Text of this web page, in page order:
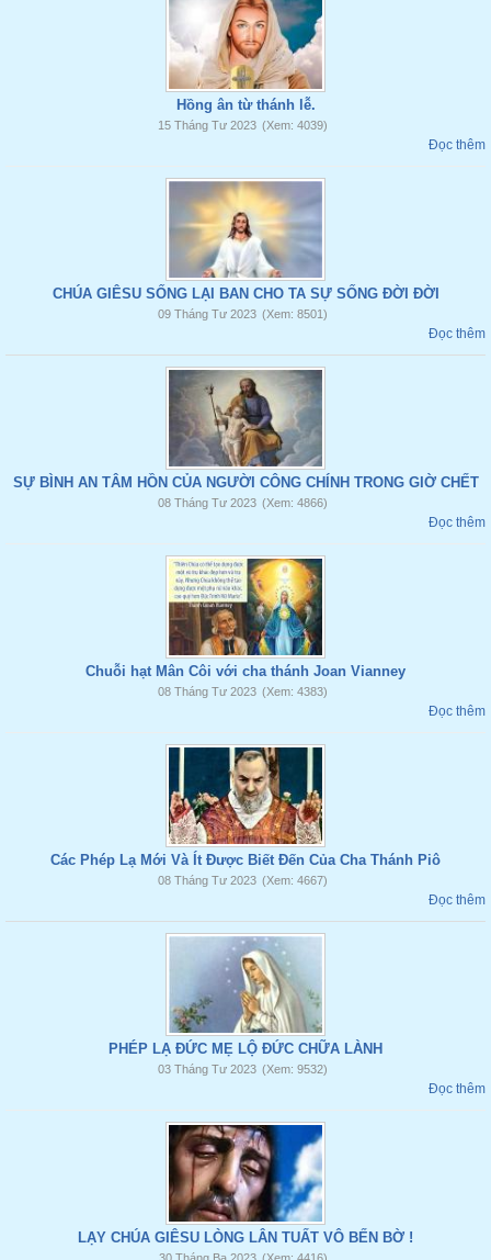
Hồng ân từ thánh lễ.
15 Tháng Tư 2023 (Xem: 4039)
Đọc thêm
CHÚA GIÊSU SỐNG LẠI BAN CHO TA SỰ SỐNG ĐỜI ĐỜI
09 Tháng Tư 2023 (Xem: 8501)
Đọc thêm
SỰ BÌNH AN TÂM HỒN CỦA NGƯỜI CÔNG CHÍNH TRONG GIỜ CHẾT
08 Tháng Tư 2023 (Xem: 4866)
Đọc thêm
Chuỗi hạt Mân Côi với cha thánh Joan Vianney
08 Tháng Tư 2023 (Xem: 4383)
Đọc thêm
Các Phép Lạ Mới Và Ít Được Biết Đến Của Cha Thánh Piô
08 Tháng Tư 2023 (Xem: 4667)
Đọc thêm
PHÉP LẠ ĐỨC MẸ LỘ ĐỨC CHỮA LÀNH
03 Tháng Tư 2023 (Xem: 9532)
Đọc thêm
LẠY CHÚA GIÊSU LÒNG LÂN TUẤT VÔ BẾN BỜ !